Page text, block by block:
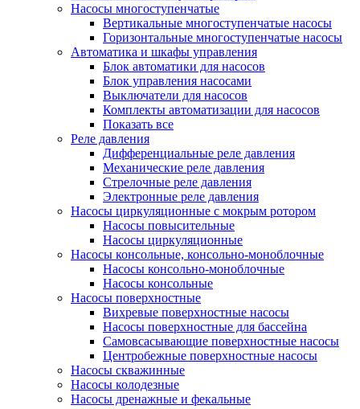
Насосы многоступенчатые
Вертикальные многоступенчатые насосы
Горизонтальные многоступенчатые насосы
Автоматика и шкафы управления
Блок автоматики для насосов
Блок управления насосами
Выключатели для насосов
Комплекты автоматизации для насосов
Показать все
Реле давления
Дифференциальные реле давления
Механические реле давления
Стрелочные реле давления
Электронные реле давления
Насосы циркуляционные с мокрым ротором
Насосы повысительные
Насосы циркуляционные
Насосы консольные, консольно-моноблочные
Насосы консольно-моноблочные
Насосы консольные
Насосы поверхностные
Вихревые поверхностные насосы
Насосы поверхностные для бассейна
Самовсасывающие поверхностные насосы
Центробежные поверхностные насосы
Насосы скважинные
Насосы колодезные
Насосы дренажные и фекальные